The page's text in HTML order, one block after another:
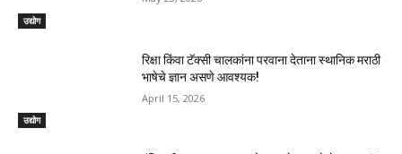
उद्योग
उद्योग
रिक्षा किंवा टॅक्सी चालकांना परवाना देताना स्थानिक मराठी
भाषेचे ज्ञान असणे आवश्यक!
April 15, 2026